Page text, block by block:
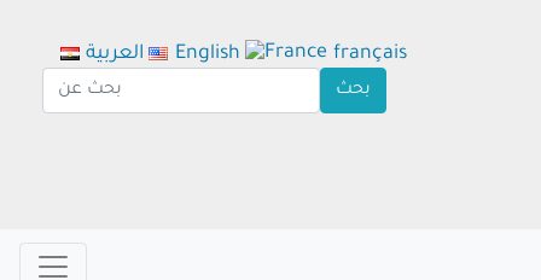
العربية English français